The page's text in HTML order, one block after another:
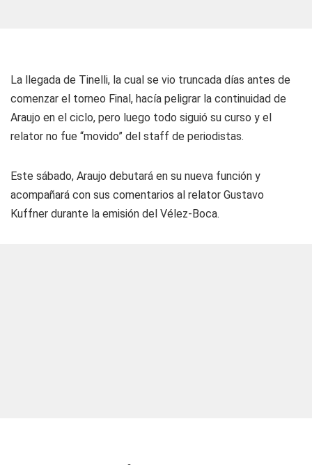
La llegada de Tinelli, la cual se vio truncada días antes de
comenzar el torneo Final, hacía peligrar la continuidad de
Araujo en el ciclo, pero luego todo siguió su curso y el
relator no fue “movido” del staff de periodistas.
Este sábado, Araujo debutará en su nueva función y
acompañará con sus comentarios al relator Gustavo
Kuffner durante la emisión del Vélez-Boca.